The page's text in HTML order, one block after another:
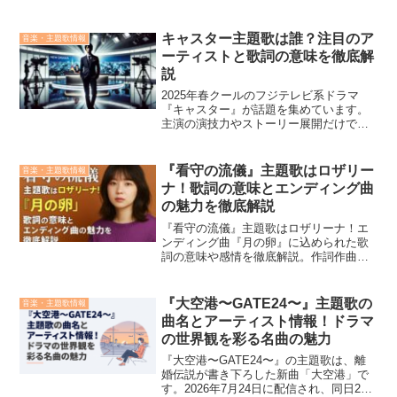
音楽・主題歌情報
キャスター主題歌は誰？注目のア
ーティストと歌詞の意味を徹底解
説
2025年春クールのフジテレビ系ドラマ
『キャスター』が話題を集めています。
主演の演技力やストーリー展開だけでな
スター』の主題歌を誰が歌っているの
か、アーティストのプロフ...
音楽・主題歌情報
『看守の流儀』主題歌はロザリー
ナ！歌詞の意味とエンディング曲
の魅力を徹底解説
『看守の流儀』主題歌はロザリーナ！エ
ンディング曲『月の卵』に込められた歌
詞の意味や感情を徹底解説。作詞作曲は
型レビュー。
音楽・主題歌情報
『大空港〜GATE24〜』主題歌の
曲名とアーティスト情報！ドラマ
の世界観を彩る名曲の魅力
『大空港〜GATE24〜』の主題歌は、離
婚伝説が書き下ろした新曲「大空港」で
す。2026年7月24日に配信され、同日21